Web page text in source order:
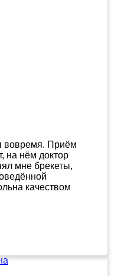
вовремя. Приём
на нём доктор
мне брекеты,
качеством